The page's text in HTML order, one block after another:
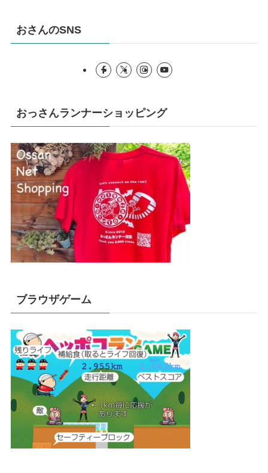
おさんのSNS
おっさんランナーショッピング
ブラウザゲーム